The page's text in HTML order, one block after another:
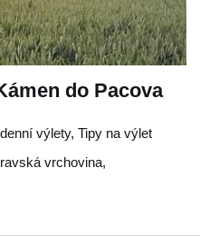
do Pacova
výlety, Tipy na výlet
vrchovina,